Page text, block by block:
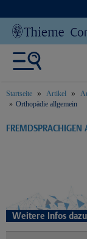
Startseite Artikel
Orthopädie allgemein
text.skipToContent
text.skipToNavigation
FREMDSPRACHIGEN
Weitere Infos